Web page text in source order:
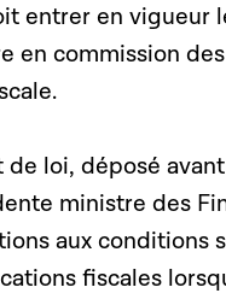
entrer en vigueur
en commission
de loi, déposé
ministre des
aux conditions
fiscales